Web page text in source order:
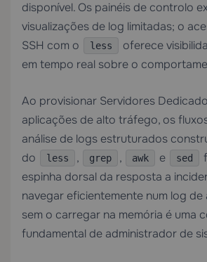
disponível. Os painéis de controlo
visualizações de log limitadas; o
SSH com o
less
oferece
em tempo real sobre o
Ao provisionar Servidores
aplicações de alto tráfego, os
análise de logs estruturados
do
less , grep , awk e sed
espinha dorsal da resposta a
navegar eficientemente num log de
sem o carregar na memória é uma
fundamental de administrador de